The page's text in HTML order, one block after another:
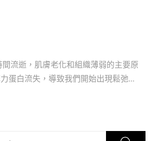
流逝，肌膚老化和組織薄弱的主要原
蛋白流失，導致我們開始出現鬆弛...